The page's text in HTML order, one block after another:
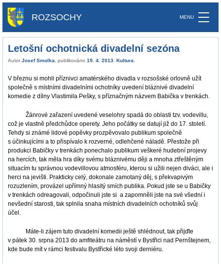
ROZSOCHY
Letošní ochotnická divadelní sezóna
Autor Josef Smolka , publikováno 19. 4. 2013 Kultura
V březnu si mohli příznivci amatérského divadla v rozsošské orlovně užít
společně s místními divadelními ochotníky uvedení bláznivé divadelní
komedie z dílny Vlastimila Pešky, s příznačným názvem Babička v trenkách.
Žánrové zařazení uvedené veselohry spadá do oblasti tzv. vodevillu,
což je vlastně předchůdce operety. Jeho počátky se datují již do 17. století.
Tehdy si známé lidové popěvky prozpěvovalo publikum společně
s účinkujícími a to přispívalo k rozverné, odlehčené náladě. Přestože při
produkci Babičky v trenkách ponechalo publikum veškeré hudební projevy
na hercích, tak měla hra díky svému bláznivému ději a mnoha ztřeštěným
situacím tu správnou vodevillovou atmosféru, kterou si užili nejen diváci, ale i
herci na jevišti. Prakticky celý, dokonale zamotaný děj, s překvapivým
rozuzlením, provázel upřímný hlasitý smích publika. Pokud jste se u Babičky
v trenkách odreagovali, odpočinuli jste si a zapomněli jste na své všední i
nevšední starosti, tak splnila snaha místních divadelních ochotníků svůj
účel.
Máte-li zájem tuto divadelní komedii ještě shlédnout, tak přijďte
v pátek 30. srpna 2013 do amfiteátru na náměstí v Bystřici nad Pernštejnem,
kde bude mít v rámci festivalu Bystřické léto svoji derniéru.